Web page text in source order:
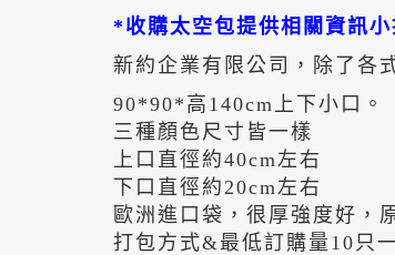
*收購太空包提供相關資訊
新約企業有限公司，除了各
90*90*高140cm上下小口。
三種顏色尺寸皆一樣
上口直徑約40cm左右
下口直徑約20cm左右
歐洲進口袋，很厚強度好
打包方式&最低訂購量10只